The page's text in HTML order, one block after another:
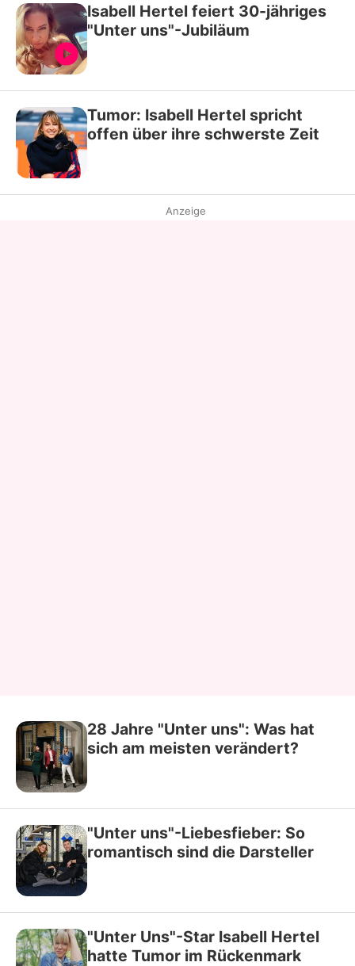
Isabell Hertel feiert 30-jähriges
"Unter uns"-Jubiläum
Tumor: Isabell Hertel spricht
offen über ihre schwerste Zeit
Anzeige
28 Jahre "Unter uns": Was hat
sich am meisten verändert?
"Unter uns"-Liebesfieber: So
romantisch sind die Darsteller
"Unter Uns"-Star Isabell Hertel
hatte Tumor im Rückenmark